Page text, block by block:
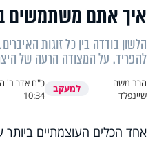
איך אתם משתמשים
הלשון בודדה בין כל זוגות
להפריד. על המצודה הרעה של
הרב משה
שיינפלד
למעקב כ"ח אדר ב'
10:34
אחד הכלים העוצמתיים